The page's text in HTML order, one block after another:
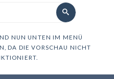
NUN UNTEN IM MENÜ
DA DIE VORSCHAU NICHT